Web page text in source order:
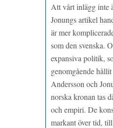
Att vårt inlägg inte
Jonungs artikel
är mer
som den svenska.
expansiva politik,
genomgående
Andersson och
norska kronan tas
och empiri. De
markant över tid,